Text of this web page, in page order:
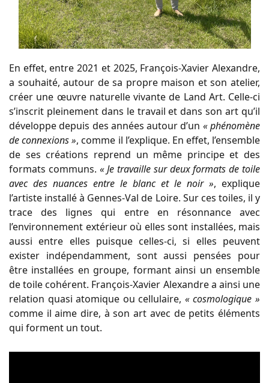
En effet, entre 2021 et 2025, François-Xavier Alexandre,
a souhaité, autour de sa propre maison et son atelier,
créer une œuvre naturelle vivante de Land Art. Celle-ci
s’inscrit pleinement dans le travail et dans son art qu’il
développe depuis des années autour d’un « phénomène
de connexions », comme il l’explique. En effet, l’ensemble
de ses créations reprend un même principe et des
formats communs. « Je travaille sur deux formats de toile
avec des nuances entre le blanc et le noir », explique
l’artiste installé à Gennes-Val de Loire. Sur ces toiles, il y
trace des lignes qui entre en résonnance avec
l’environnement extérieur où elles sont installées, mais
aussi entre elles puisque celles-ci, si elles peuvent
exister indépendamment, sont aussi pensées pour
être installées en groupe, formant ainsi un ensemble
de toile cohérent. François-Xavier Alexandre a ainsi une
relation quasi atomique ou cellulaire, « cosmologique »
comme il aime dire, à son art avec de petits éléments
qui forment un tout.